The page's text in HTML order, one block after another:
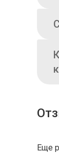
Еще